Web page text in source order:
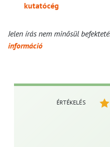
kutatócég
Jelen írás nem minősül
információ
ÉRTÉKELÉS